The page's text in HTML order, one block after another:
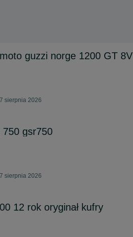
guzzi norge 1200 GT 8V
sierpnia 2026
750 gsr750
sierpnia 2026
12 rok oryginał kufry